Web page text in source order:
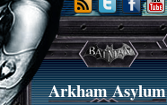
Arkham Asylum